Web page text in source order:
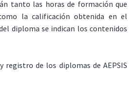
tanto las horas de formación que
la calificación obtenida en el
diploma se indican los contenidos
registro de los diplomas de AEPSIS